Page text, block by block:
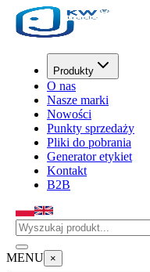
Produkty
O nas
Nasze marki
Nowości
Punkty sprzedaży
Pliki do pobrania
Generator etykiet
Kontakt
B2B
MENU ×